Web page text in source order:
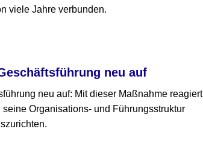
viele Jahre verbunden.
neu auf
neu auf: Mit dieser Maßnahme reagiert
Organisations- und Führungsstruktur